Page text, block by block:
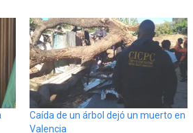
Caída de un árbol dejó un muerto en
Valencia